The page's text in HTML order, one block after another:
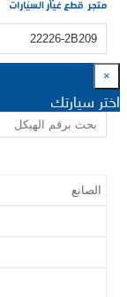
×
اختر سيارتك